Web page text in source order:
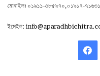
মোবাইলঃ ০১৯১১-৩৮৫৯৭০,০১৯১৭-
ইমেইল: